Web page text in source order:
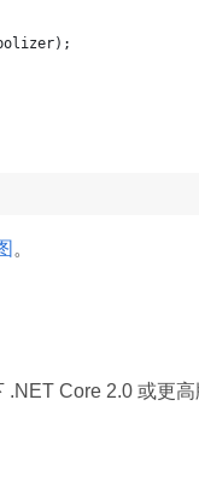
。
Core 2.0 或更高